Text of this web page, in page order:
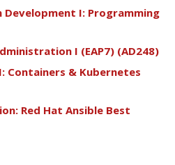
Development I: Programming
I (EAP7) (AD248)
Containers & Kubernetes
Red Hat Ansible Best